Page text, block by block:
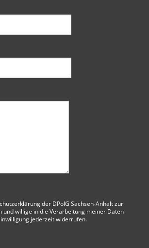
der DPolG Sachsen-Anhaltzur
und willige in die Verarbeitung meiner Daten
jederzeit widerrufen.